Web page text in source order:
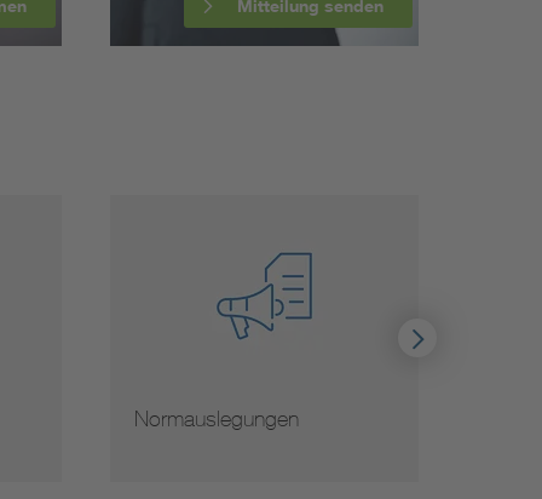
Mitteilung senden
Hinweise zur Vervielfältigung